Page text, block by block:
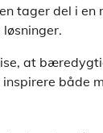
tager del i
at
både